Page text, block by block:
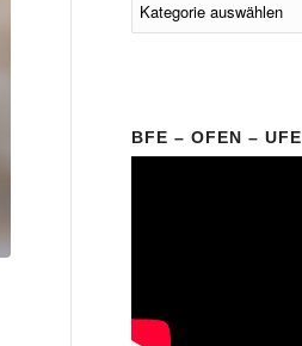
BFE – OFEN – UFE